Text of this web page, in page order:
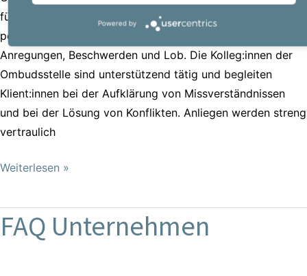
für Mitarbeiter:innen und bietet einen direkten,
persönlichen und unbürokratischen Kontakt für Anliegen,
Anregungen, Beschwerden und Lob. Die Kolleg:innen der
Ombudsstelle sind unterstützend tätig und begleiten
Klient:innen bei der Aufklärung von Missverständnissen
und bei der Lösung von Konflikten. Anliegen werden streng
vertraulich
Weiterlesen »
FAQ Unternehmen
FAQ
Unternehmen
Powered by